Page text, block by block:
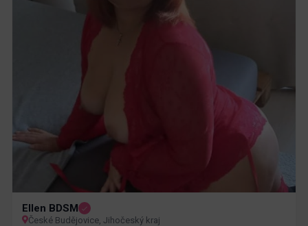
Ellen BDSM
České Budějovice, Jihočeský kraj